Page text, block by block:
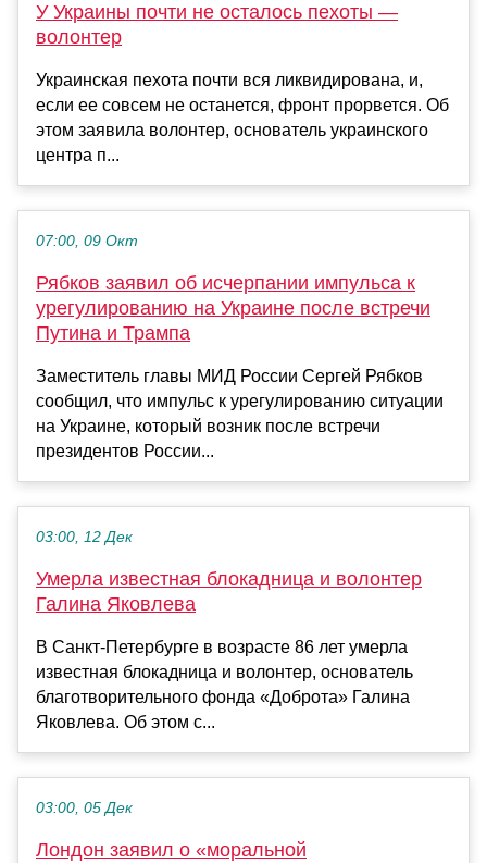
У Украины почти не осталось пехоты —
волонтер
Украинская пехота почти вся ликвидирована, и,
если ее совсем не останется, фронт прорвется. Об
этом заявила волонтер, основатель украинского
центра п...
07:00, 09 Окт
Рябков заявил об исчерпании импульса к
урегулированию на Украине после встречи
Путина и Трампа
Заместитель главы МИД России Сергей Рябков
сообщил, что импульс к урегулированию ситуации
на Украине, который возник после встречи
президентов России...
03:00, 12 Дек
Умерла известная блокадница и волонтер
Галина Яковлева
В Санкт-Петербурге в возрасте 86 лет умерла
известная блокадница и волонтер, основатель
благотворительного фонда «Доброта» Галина
Яковлева. Об этом с...
03:00, 05 Дек
Лондон заявил о «моральной